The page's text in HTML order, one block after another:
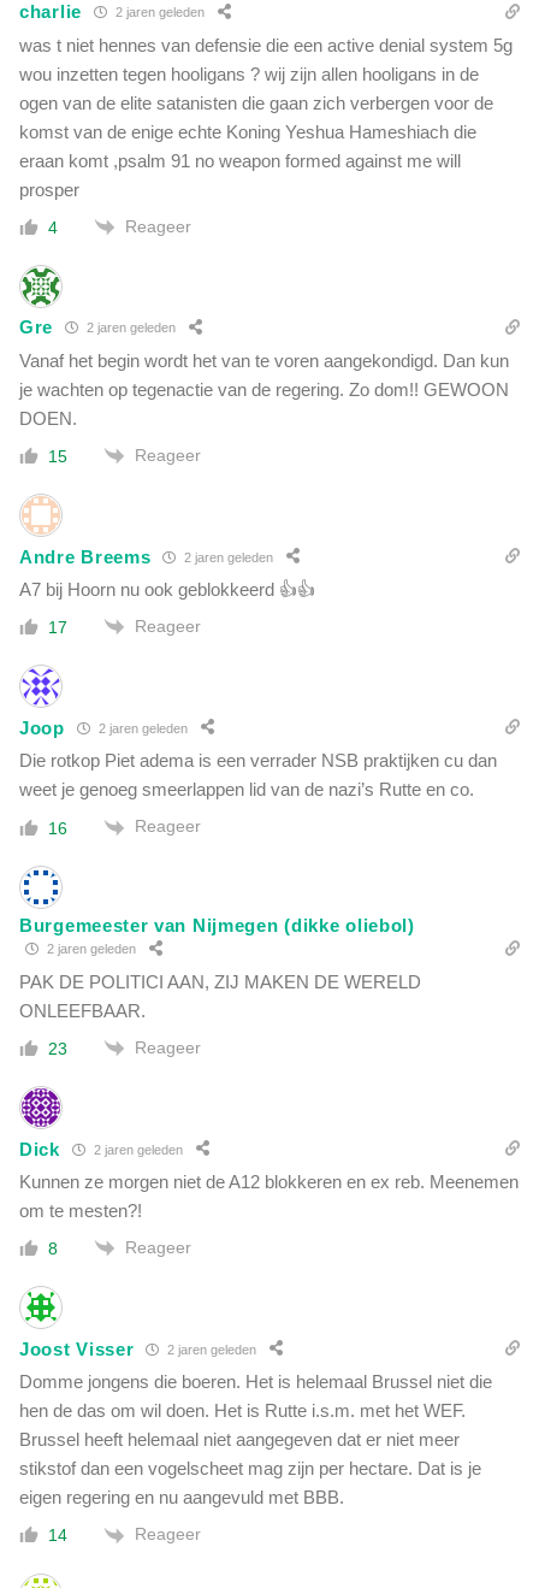
charlie 2 jaren geleden
was t niet hennes van defensie die een active denial system 5g
wou inzetten tegen hooligans ? wij zijn allen hooligans in de
ogen van de elite satanisten die gaan zich verbergen voor de
komst van de enige echte Koning Yeshua Hameshiach die
eraan komt ,psalm 91 no weapon formed against me will
prosper
4 Reageer
Gre 2 jaren geleden
Vanaf het begin wordt het van te voren aangekondigd. Dan kun
je wachten op tegenactie van de regering. Zo dom!! GEWOON
DOEN.
15 Reageer
Andre Breems 2 jaren geleden
A7 bij Hoorn nu ook geblokkeerd 👍👍
17 Reageer
Joop 2 jaren geleden
Die rotkop Piet adema is een verrader NSB praktijken cu dan
weet je genoeg smeerlappen lid van de nazi’s Rutte en co.
16 Reageer
Burgemeester van Nijmegen (dikke oliebol)
2 jaren geleden
PAK DE POLITICI AAN, ZIJ MAKEN DE WERELD
ONLEEFBAAR.
23 Reageer
Dick 2 jaren geleden
Kunnen ze morgen niet de A12 blokkeren en ex reb. Meenemen
om te mesten?!
8 Reageer
Joost Visser 2 jaren geleden
Domme jongens die boeren. Het is helemaal Brussel niet die
hen de das om wil doen. Het is Rutte i.s.m. met het WEF.
Brussel heeft helemaal niet aangegeven dat er niet meer
stikstof dan een vogelscheet mag zijn per hectare. Dat is je
eigen regering en nu aangevuld met BBB.
14 Reageer